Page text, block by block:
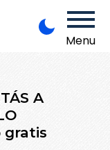
Menu
A
gratis